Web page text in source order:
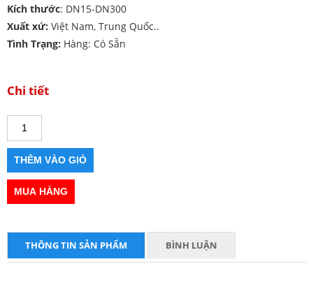
Kích thước: DN15-DN300
Xuất xứ: Việt Nam, Trung Quốc..
Tình Trạng: Hàng: Có Sẵn
Chi tiết
THÔNG TIN SẢN PHẨM BÌNH LUẬN